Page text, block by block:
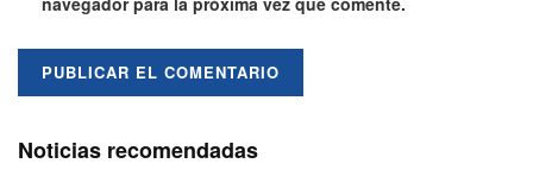
Noticias recomendadas